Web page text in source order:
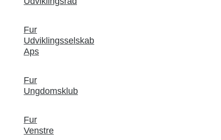
Fur
Udviklingsselskab
Aps
Fur
Ungdomsklub
Fur
Venstre